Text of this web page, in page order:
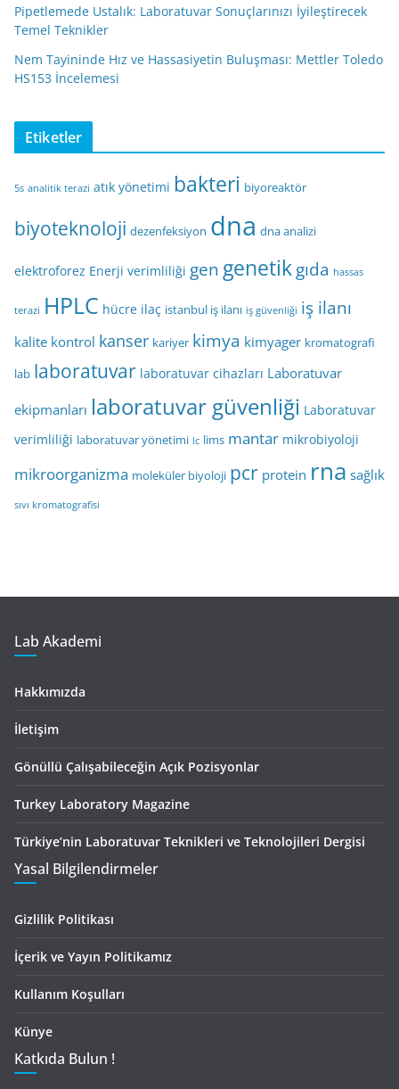
Pipetlemede Ustalık: Laboratuvar Sonuçlarınızı İyileştirecek
Temel Teknikler
Nem Tayininde Hız ve Hassasiyetin Buluşması: Mettler Toledo
HS153 İncelemesi
Etiketler
5s analitik terazi atık yönetimi bakteri biyoreaktör
biyoteknoloji dezenfeksiyon dna dna analizi
elektroforez Enerji verimliliği gen genetikgıda hassas
terazi HPLC hücre ilaç istanbul iş ilanı iş güvenliği iş ilanı
kalite kontrol kanser kariyer kimya kimyager kromatografi
lab laboratuvar laboratuvar cihazları Laboratuvar
ekipmanları laboratuvar güvenliği Laboratuvar
verimliliği laboratuvar yönetimi lc lims mantar mikrobiyoloji
mikroorganizma moleküler biyoloji pcr protein rna sağlık
sıvı kromatografisi
Lab Akademi
Hakkımızda
İletişim
Gönüllü Çalışabileceğin Açık Pozisyonlar
Turkey Laboratory Magazine
Türkiye’nin Laboratuvar Teknikleri ve Teknolojileri Dergisi
Yasal Bilgilendirmeler
Gizlilik Politikası
İçerik ve Yayın Politikamız
Kullanım Koşulları
Künye
Katkıda Bulun !